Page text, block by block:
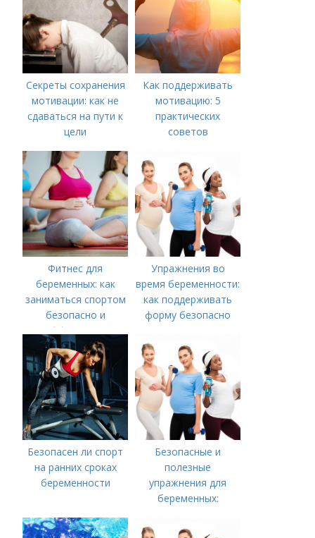
Секреты сохранения
мотивации: как не
сдаваться на пути к
цели
Как поддерживать
мотивацию: 5
практических
советов
Фитнес для
беременных: как
заниматься спортом
безопасно и
эффективно
Упражнения во
время беременности:
как поддерживать
форму безопасно
Безопасен ли спорт
на ранних сроках
беременности
Безопасные и
полезные
упражнения для
беременных:
будущих мам